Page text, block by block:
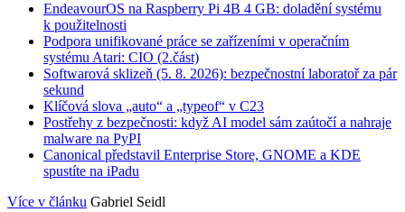
EndeavourOS na Raspberry Pi 4B 4 GB: doladění systému
k použitelnosti
Podpora unifikované práce se zařízeními v operačním
systému Atari: CIO (2.část)
Softwarová sklizeň (5. 8. 2026): bezpečnostní laboratoř za pár
sekund
Klíčová slova „auto“ a „typeof“ v C23
Postřehy z bezpečnosti: když AI model sám zaútočí a nahraje
malware na PyPI
Canonical představil Enterprise Store, GNOME a KDE
spustíte na iPadu
Více v článku Gabriel Seidl